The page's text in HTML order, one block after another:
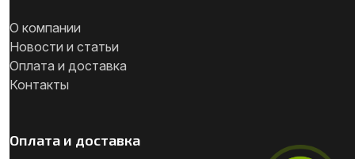
О компании
Новости и статьи
Оплата и доставка
Контакты
Оплата и доставка